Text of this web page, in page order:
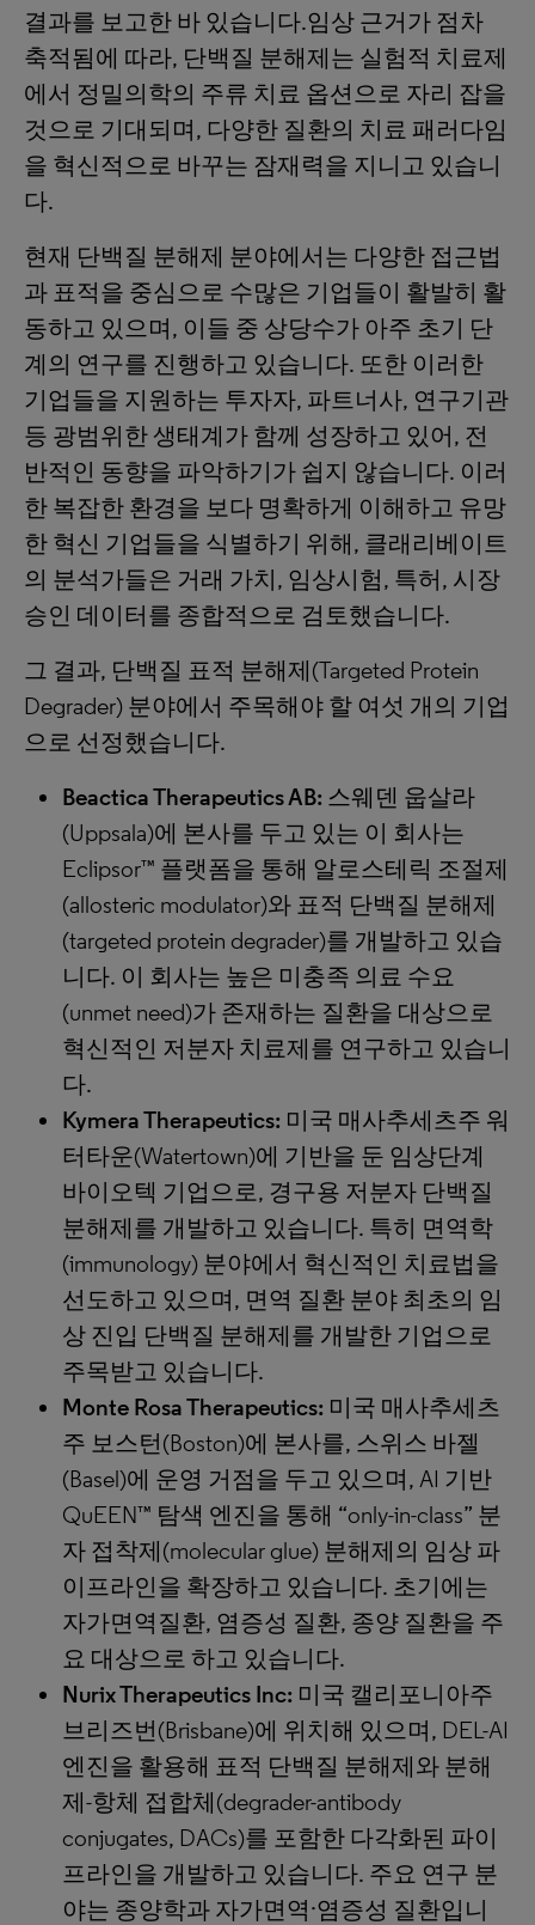
결과를 보고한 바 있습니다.임상 근거가 점차
축적됨에 따라, 단백질 분해제는 실험적 치료제
에서 정밀의학의 주류 치료 옵션으로 자리 잡을
것으로 기대되며, 다양한 질환의 치료 패러다임
을 혁신적으로 바꾸는 잠재력을 지니고 있습니
다.
현재 단백질 분해제 분야에서는 다양한 접근법
과 표적을 중심으로 수많은 기업들이 활발히 활
동하고 있으며, 이들 중 상당수가 아주 초기 단
계의 연구를 진행하고 있습니다. 또한 이러한
기업들을 지원하는 투자자, 파트너사, 연구기관
등 광범위한 생태계가 함께 성장하고 있어, 전
반적인 동향을 파악하기가 쉽지 않습니다. 이러
한 복잡한 환경을 보다 명확하게 이해하고 유망
한 혁신 기업들을 식별하기 위해, 클래리베이트
의 분석가들은 거래 가치, 임상시험, 특허, 시장
승인 데이터를 종합적으로 검토했습니다.
그 결과, 단백질 표적 분해제(Targeted Protein
Degrader) 분야에서 주목해야 할 여섯 개의 기업
으로 선정했습니다.
Beactica Therapeutics AB: 스웨덴 웁살라
(Uppsala)에 본사를 두고 있는 이 회사는
Eclipsor™ 플랫폼을 통해 알로스테릭 조절제
(allosteric modulator)와 표적 단백질 분해제
(targeted protein degrader)를 개발하고 있습
니다. 이 회사는 높은 미충족 의료 수요
(unmet need)가 존재하는 질환을 대상으로
혁신적인 저분자 치료제를 연구하고 있습니
다.
Kymera Therapeutics: 미국 매사추세츠주 워
터타운(Watertown)에 기반을 둔 임상단계
바이오텍 기업으로, 경구용 저분자 단백질
분해제를 개발하고 있습니다. 특히 면역학
(immunology) 분야에서 혁신적인 치료법을
선도하고 있으며, 면역 질환 분야 최초의 임
상 진입 단백질 분해제를 개발한 기업으로
주목받고 있습니다.
Monte Rosa Therapeutics: 미국 매사추세츠
주 보스턴(Boston)에 본사를, 스위스 바젤
(Basel)에 운영 거점을 두고 있으며, AI 기반
QuEEN™ 탐색 엔진을 통해 “only-in-class” 분
자 접착제(molecular glue) 분해제의 임상 파
이프라인을 확장하고 있습니다. 초기에는
자가면역질환, 염증성 질환, 종양 질환을 주
요 대상으로 하고 있습니다.
Nurix Therapeutics Inc: 미국 캘리포니아주
브리즈번(Brisbane)에 위치해 있으며, DEL-AI
엔진을 활용해 표적 단백질 분해제와 분해
제-항체 접합체(degrader-antibody
conjugates, DACs)를 포함한 다각화된 파이
프라인을 개발하고 있습니다. 주요 연구 분
야는 종양학과 자가면역·염증성 질환입니